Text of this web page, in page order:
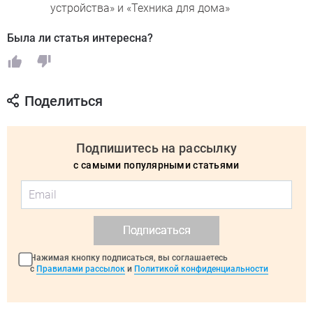
устройства» и «Техника для дома»
Была ли статья интересна?
Поделиться
Подпишитесь на рассылку
с самыми популярными статьями
Подписаться
Нажимая кнопку подписаться, вы соглашаетесь
с Правилами рассылок и Политикой конфиденциальности